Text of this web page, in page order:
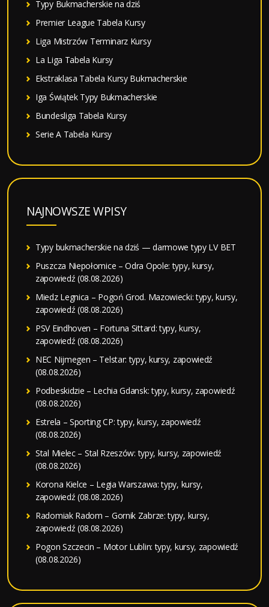
Typy Bukmacherskie na dziś
Premier League Tabela Kursy
Liga Mistrzów Terminarz Kursy
La Liga Tabela Kursy
Ekstraklasa Tabela Kursy Bukmacherskie
Iga Świątek Typy Bukmacherskie
Bundesliga Tabela Kursy
Serie A Tabela Kursy
NAJNOWSZE WPISY
Typy bukmacherskie na dziś — darmowe typy LV BET
Puszcza Niepołomice – Odra Opole: typy, kursy,
zapowiedź (08.08.2026)
Miedz Legnica – Pogoń Grod. Mazowiecki: typy, kursy,
zapowiedź (08.08.2026)
PSV Eindhoven – Fortuna Sittard: typy, kursy,
zapowiedź (08.08.2026)
NEC Nijmegen – Telstar: typy, kursy, zapowiedź
(08.08.2026)
Podbeskidzie – Lechia Gdansk: typy, kursy, zapowiedź
(08.08.2026)
Estrela – Sporting CP: typy, kursy, zapowiedź
(08.08.2026)
Stal Mielec – Stal Rzeszów: typy, kursy, zapowiedź
(08.08.2026)
Korona Kielce – Legia Warszawa: typy, kursy,
zapowiedź (08.08.2026)
Radomiak Radom – Gornik Zabrze: typy, kursy,
zapowiedź (08.08.2026)
Pogon Szczecin – Motor Lublin: typy, kursy, zapowiedź
(08.08.2026)